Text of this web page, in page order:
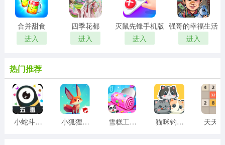
合并甜食
进入
四季花都
进入
灭鼠先锋手机版
进入
强哥的幸福生活
进入
热门推荐
小蛇斗蜈蚣 小狐狸游戏 雪糕工厂游戏 猫咪钓鱼物语游戏 天天